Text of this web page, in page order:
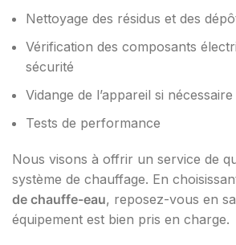
Nettoyage des résidus et des
Vérification des composants
sécurité
Vidange de l’appareil si nécessaire
Tests de performance
Nous visons à offrir un service de
système de chauffage. En
de chauffe-eau, reposez-vous en
équipement est bien pris en charge.